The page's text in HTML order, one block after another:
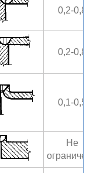
0,2-0,8
0,2-0,8
0,1-0,5
Не
ограничено